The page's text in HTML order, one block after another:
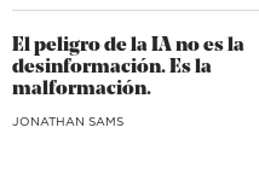
El peligro de la IA no es la
desinformación. Es la
malformación.
JONATHAN SAMS